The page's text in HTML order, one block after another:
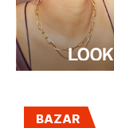
BAZAR